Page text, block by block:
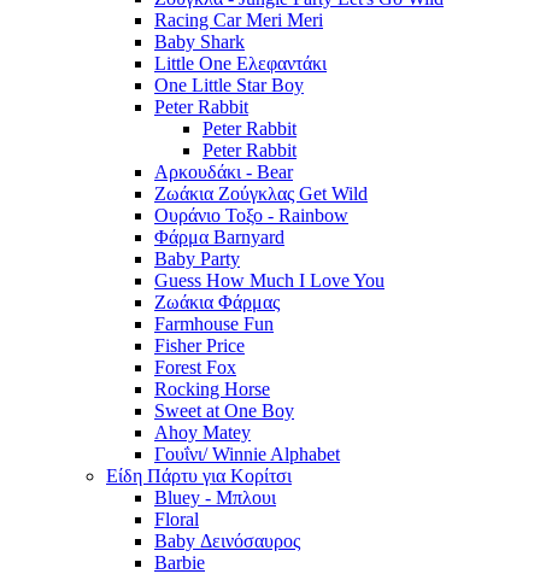
Racing Car Meri Meri
Baby Shark
Little One Ελεφαντάκι
One Little Star Boy
Peter Rabbit
Peter Rabbit
Peter Rabbit
Αρκουδάκι - Bear
Ζωάκια Ζούγκλας Get Wild
Ουράνιο Τοξο - Rainbow
Φάρμα Barnyard
Baby Party
Guess How Much I Love You
Ζωάκια Φάρμας
Farmhouse Fun
Fisher Price
Forest Fox
Rocking Horse
Sweet at One Boy
Ahoy Matey
Γουΐνι/ Winnie Alphabet
Είδη Πάρτυ για Κορίτσι
Bluey - Μπλουι
Floral
Baby Δεινόσαυρος
Barbie